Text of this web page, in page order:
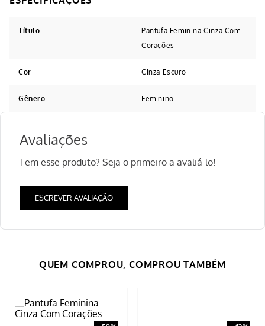
Título
Pantufa Feminina Cinza Com
Corações
Cor Cinza Escuro
Gênero Feminino
Avaliações
Tem esse produto? Seja o primeiro a avaliá-lo!
ESCREVER AVALIAÇÃO